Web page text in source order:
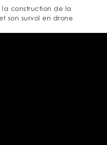
la construction de la
son survol en drone